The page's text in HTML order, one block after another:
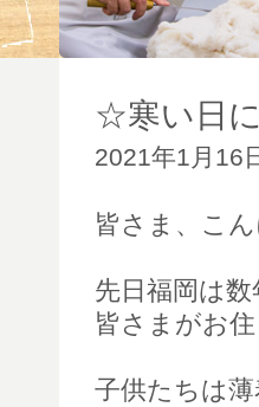
☆寒い日
2021年1月16
皆さま、こん
先日福岡は
皆さまがお
子供たちは